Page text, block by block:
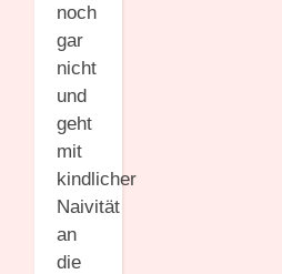
noch
gar
nicht
und
geht
mit
kindlicher
Naivität
an
die